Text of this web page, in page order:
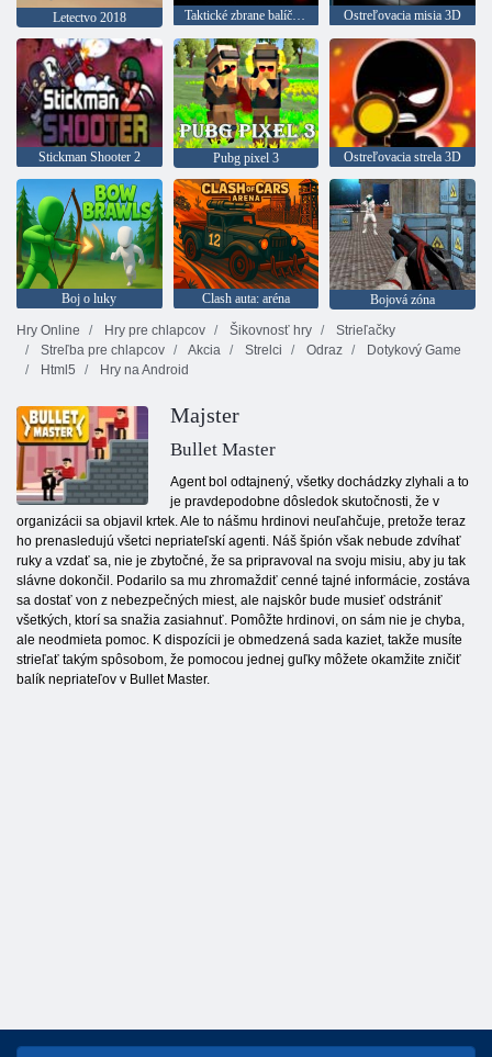
Letectvo 2018 Taktické zbrane balíček 2 Ostreľovacia misia 3D
Stickman Shooter 2 Pubg pixel 3 Ostreľovacia strela 3D
Boj o luky Clash auta: aréna
Bojová zóna
Hry Online
Hry pre chlapcov Šikovnosť hry
Strieľačky
Streľba pre chlapcov
Akcia Strelci Odraz
Dotykový Game
Html5
Hry na Android
Majster
Bullet Master
Agent bol odtajnený, všetky dochádzky zlyhali a to
je pravdepodobne dôsledok skutočnosti, že v
organizácii sa objavil krtek. Ale to nášmu hrdinovi neuľahčuje, pretože teraz
ho prenasledujú všetci nepriateľskí agenti. Náš špión však nebude zdvíhať
ruky a vzdať sa, nie je zbytočné, že sa pripravoval na svoju misiu, aby ju tak
slávne dokončil. Podarilo sa mu zhromaždiť cenné tajné informácie, zostáva
sa dostať von z nebezpečných miest, ale najskôr bude musieť odstrániť
všetkých, ktorí sa snažia zasiahnuť. Pomôžte hrdinovi, on sám nie je chyba,
ale neodmieta pomoc. K dispozícii je obmedzená sada kaziet, takže musíte
strieľať takým spôsobom, že pomocou jednej guľky môžete okamžite zničiť
balík nepriateľov v Bullet Master.